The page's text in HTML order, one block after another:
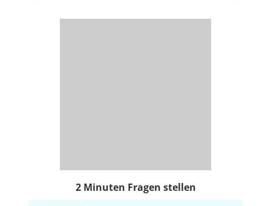
2 Minuten Fragen stellen